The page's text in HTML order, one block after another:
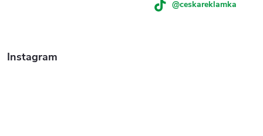
Instagram
@ceskareklamka